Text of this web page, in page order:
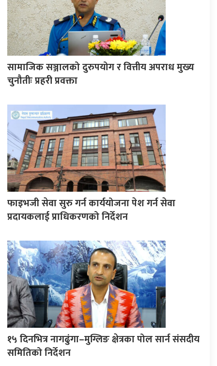
सामाजिक सञ्जालको दुरुपयोग र वित्तीय अपराध मुख्य
चुनौतीः प्रहरी प्रवक्ता
फाइभजी सेवा सुरु गर्न कार्ययोजना पेश गर्न सेवा
प्रदायकलाई प्राधिकरणको निर्देशन
१५ दिनभित्र नागढुंगा–मुग्लिङ क्षेत्रका पोल सार्न संसदीय
समितिको निर्देशन